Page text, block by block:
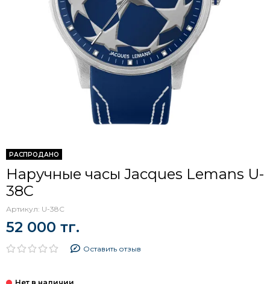
РАСПРОДАНО
Наручные часы Jacques Lemans U-
38C
Артикул: U-38C
52 000 тг.
Оставить отзыв